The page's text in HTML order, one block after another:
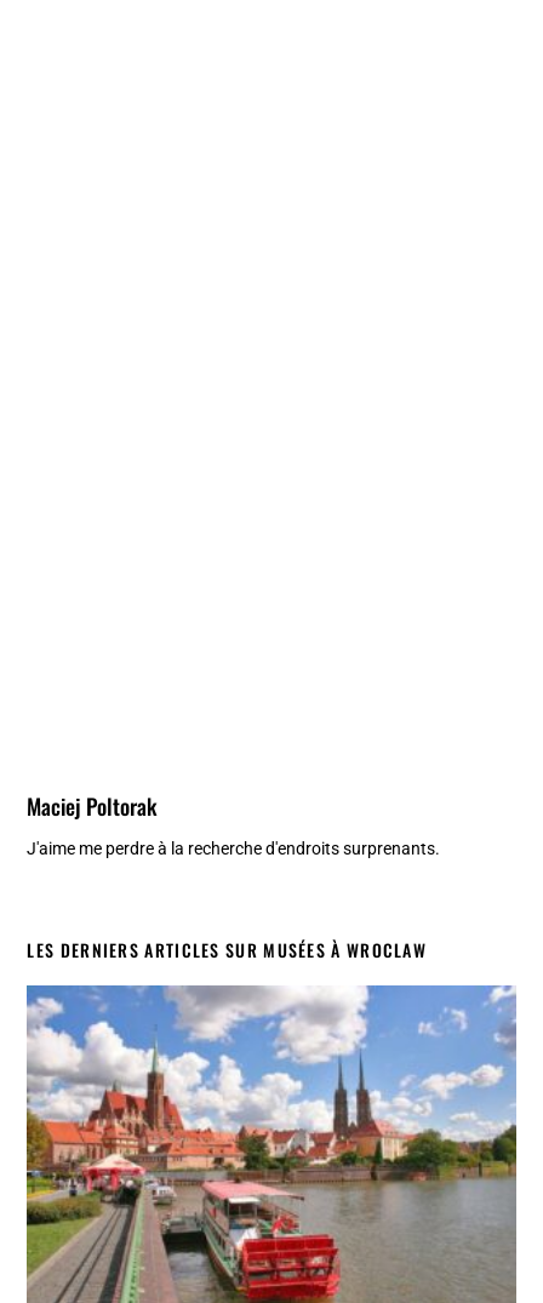
Maciej Poltorak
J'aime me perdre à la recherche d'endroits surprenants.
LES DERNIERS ARTICLES SUR MUSÉES À WROCLAW